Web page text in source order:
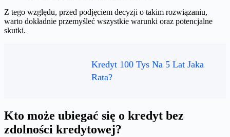
Z tego względu, przed podjęciem decyzji o takim rozwiązaniu,
warto dokładnie przemyśleć wszystkie warunki oraz potencjalne
skutki.
Kredyt 100 Tys Na 5 Lat Jaka
Rata?
Kto może ubiegać się o kredyt bez
zdolności kredytowej?